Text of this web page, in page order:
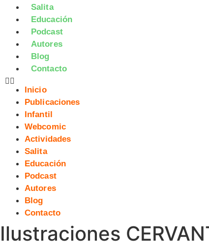
Salita
Educación
Podcast
Autores
Blog
Contacto
Inicio
Publicaciones
Infantil
Webcomic
Actividades
Salita
Educación
Podcast
Autores
Blog
Contacto
Ilustraciones